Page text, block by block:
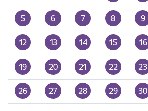
5 6 7 8 9
12 13 14 15 16
19 20 21 22 23
26 27 28 29 30